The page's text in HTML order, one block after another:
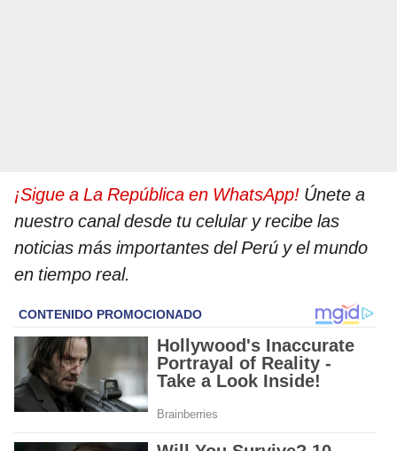
¡Sigue a La República en WhatsApp! Únete a
nuestro canal desde tu celular y recibe las
noticias más importantes del Perú y el mundo
en tiempo real.